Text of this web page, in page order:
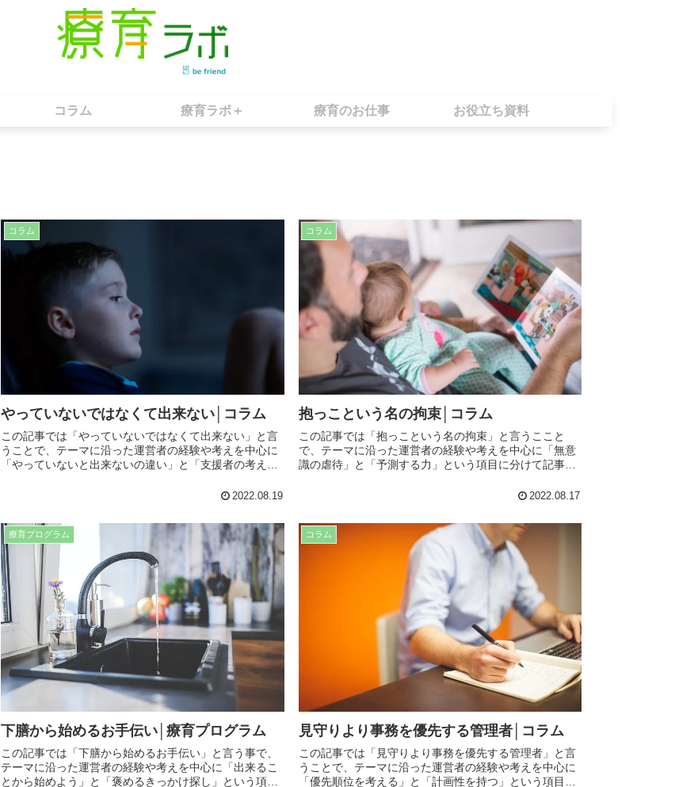
コラム 療育ラボ＋ 療育のお仕事 お役立ち資料
コラム
やっていないではなくて出来ない│コラム
この記事では「やっていないではなくて出来ない」と言
うことで、テーマに沿った運営者の経験や考えを中心に
「やっていないと出来ないの違い」と「支援者の考える
非、最後までお読み頂き日々の療育に役立ててくださ
2022.08.19
コラム
抱っこという名の拘束│コラム
この記事では「抱っこという名の拘束」と言うここと
で、テーマに沿った運営者の経験や考えを中心に「無意
識の虐待」と「予測する力」という項目に分けて記事に
つ内容となってますので、是非最後までお読みくださ
2022.08.17
療育プログラム
下膳から始めるお手伝い│療育プログラム
この記事では「下膳から始めるお手伝い」と言う事で、
テーマに沿った運営者の経験や考えを中心に「出来るこ
とから始めよう」と「褒めるきっかけ探し」という項目
コラム
見守りより事務を優先する管理者│コラム
この記事では「見守りより事務を優先する管理者」と言
うことで、テーマに沿った運営者の経験や考えを中心に
「優先順位を考える」と「計画性を持つ」という項目に